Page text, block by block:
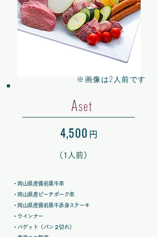
​※画像は2人前です
Aset
4,500 円
（ 1人前）
・岡山県産備前黒牛串
・岡山県産ピーチポーク串
・岡山県産備前黒牛赤身ステーキ
・ウインナー
・バゲット（パン２切れ）